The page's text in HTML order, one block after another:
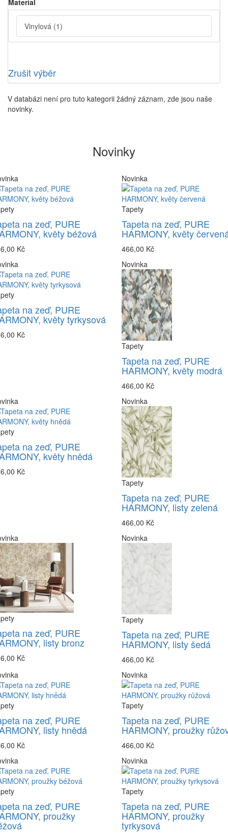
Material
Vinylová (1)
Zrušit výběr
V databázi není pro tuto kategorii žádný záznam, zde jsou naše
novinky.
Novinky
na zeď, PURE
květy béžová
Kč
Novinka
Tapety
Tapeta na zeď, PURE
HARMONY, květy
466,00 Kč
na zeď, PURE
květy tyrkysová
Kč
Novinka
Tapety
Tapeta na zeď, PURE
HARMONY, květy modrá
466,00 Kč
na zeď, PURE
květy hnědá
Kč
Novinka
Tapety
Tapeta na zeď, PURE
HARMONY, listy zelená
466,00 Kč
na zeď, PURE
listy bronz
Kč
Novinka
Tapety
Tapeta na zeď, PURE
HARMONY, listy šedá
466,00 Kč
na zeď, PURE
listy hnědá
Kč
Novinka
Tapety
Tapeta na zeď, PURE
HARMONY, proužky
466,00 Kč
na zeď, PURE
proužky
Novinka
Tapety
Tapeta na zeď, PURE
HARMONY, proužky
tyrkysová